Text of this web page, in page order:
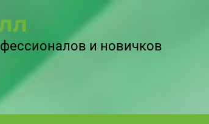
и новичков